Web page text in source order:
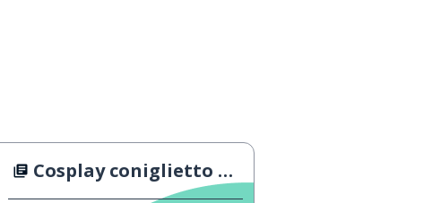
Cosplay coniglietto di Pasqua